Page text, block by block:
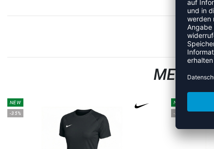
MEHR
NEW
-35%
NEW
-35%